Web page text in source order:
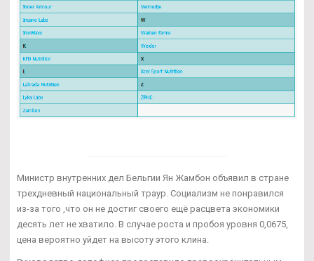
Министр внутренних дел Бельгии Ян Жамбон объявил в стране
трехдневный национальный траур. Социализм не понравился
из-за того ,что он не достиг своего ещё расцвета экономики
десять лет не хватило. В случае роста и пробоя уровня 0,0675,
цена вероятно уйдет на высоту этого клина.